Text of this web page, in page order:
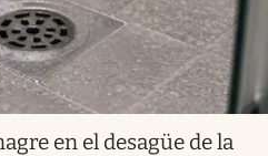
en el desagüe de la